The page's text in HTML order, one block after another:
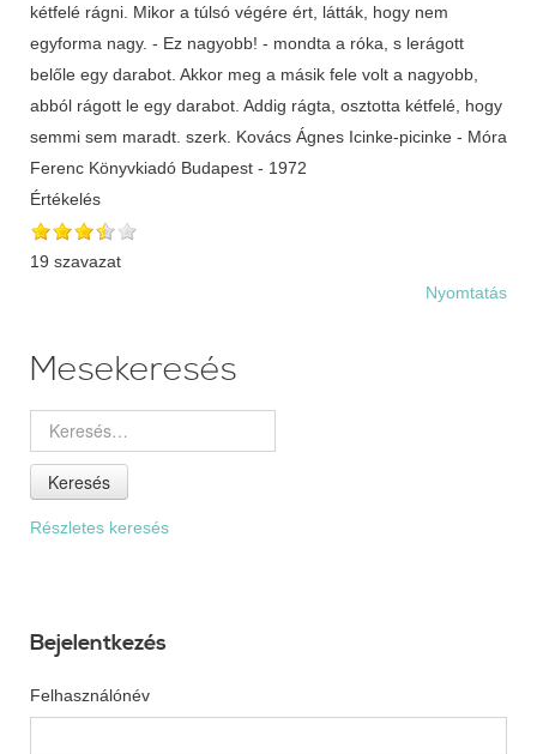
kétfelé rágni. Mikor a túlsó végére ért, látták, hogy nem
egyforma nagy. - Ez nagyobb! - mondta a róka, s lerágott
belőle egy darabot. Akkor meg a másik fele volt a nagyobb,
abból rágott le egy darabot. Addig rágta, osztotta kétfelé, hogy
semmi sem maradt. szerk. Kovács Ágnes Icinke-picinke - Móra
Ferenc Könyvkiadó Budapest - 1972
Értékelés
19 szavazat
Nyomtatás
Mesekeresés
Keresés
Részletes keresés
Bejelentkezés
Felhasználónév